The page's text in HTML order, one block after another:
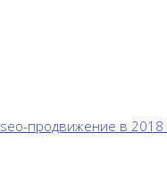
продвижение в 2018